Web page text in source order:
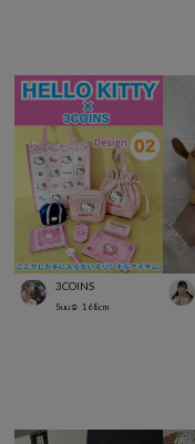
3COINS
Suu☺︎ 168cm